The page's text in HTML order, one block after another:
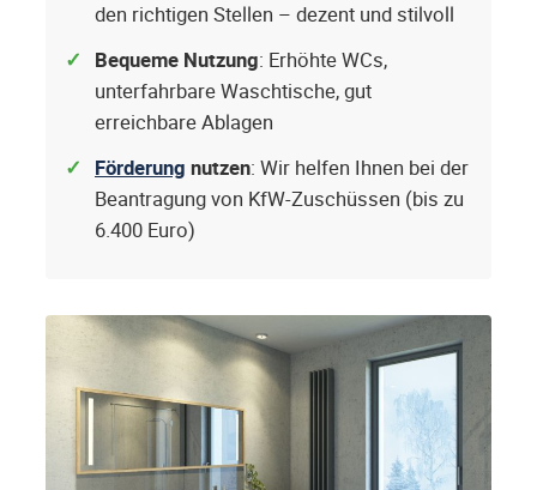
den richtigen Stellen – dezent und stilvoll
Bequeme Nutzung: Erhöhte WCs,
unterfahrbare Waschtische, gut
erreichbare Ablagen
Förderung nutzen: Wir helfen Ihnen bei der
Beantragung von KfW-Zuschüssen (bis zu
6.400 Euro)